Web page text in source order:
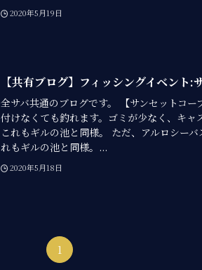
2020年5月19日
【共有ブログ】フィッシングイベント:
全サバ共通のブログです。 【サンセットコ
付けなくても釣れます。ゴミが少なく、キャ
これもギルの池と同様。 ただ、アルロシー
れもギルの池と同様。...
2020年5月18日
1